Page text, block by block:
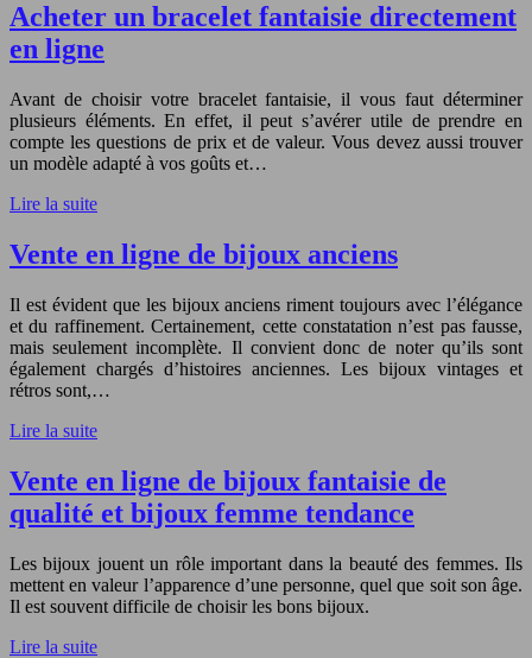
Acheter un bracelet fantaisie directement
en ligne
Avant de choisir votre bracelet fantaisie, il vous faut déterminer
plusieurs éléments. En effet, il peut s’avérer utile de prendre en
compte les questions de prix et de valeur. Vous devez aussi trouver
un modèle adapté à vos goûts et…
Lire la suite
Vente en ligne de bijoux anciens
Il est évident que les bijoux anciens riment toujours avec l’élégance
et du raffinement. Certainement, cette constatation n’est pas fausse,
mais seulement incomplète. Il convient donc de noter qu’ils sont
également chargés d’histoires anciennes. Les bijoux vintages et
rétros sont,…
Lire la suite
Vente en ligne de bijoux fantaisie de
qualité et bijoux femme tendance
Les bijoux jouent un rôle important dans la beauté des femmes. Ils
mettent en valeur l’apparence d’une personne, quel que soit son âge.
Il est souvent difficile de choisir les bons bijoux.
Lire la suite